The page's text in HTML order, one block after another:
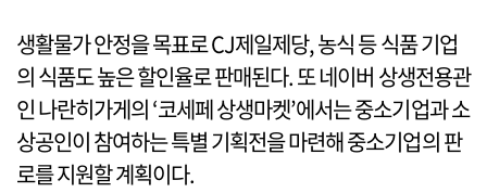
생활물가 안정을 목표로 CJ제일제당, 농식 등 식품 기업
의 식품도 높은 할인율로 판매된다. 또 네이버 상생전용관
인 나란히가게의 ‘코세페 상생마켓’에서는 중소기업과 소
상공인이 참여하는 특별 기획전을 마련해 중소기업의 판
로를 지원할 계획이다.